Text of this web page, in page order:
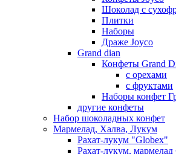
Шоколад с
Плитки
Наборы
Драже Joyco
Grand dian
Конфеты Grand
с орехами
с фруктами
Наборы конфет
другие конфеты
Набор шоколадных конфет
Мармелад, Халва, Лукум
Рахат-лукум "Globex"
Рахат-лукум, мармелад